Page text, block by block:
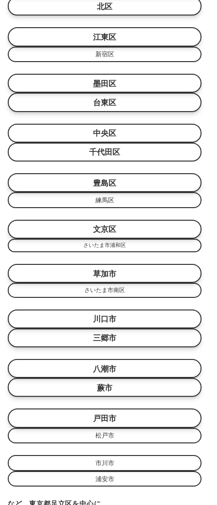
北区
江東区
新宿区
墨田区
台東区
中央区
千代田区
豊島区
練馬区
文京区
さいたま市浦和区
草加市
さいたま市南区
川口市
三郷市
八潮市
蕨市
戸田市
松戸市
市川市
浦安市